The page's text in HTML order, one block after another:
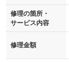
修理の箇所・
サービス内容
修理金額